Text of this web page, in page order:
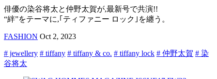
俳優の染谷将太と仲野太賀が,最新号で共演!!
“絆”をテーマに,｢ティファニー ロック｣を纏う。
FASHION Oct 2, 2023
# jewellery # tiffany # tiffany & co. # tiffany lock # 仲野太賀 # 染
谷将太